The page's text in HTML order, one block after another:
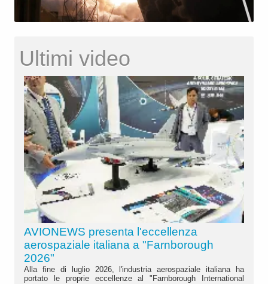
Ultimi video
AVIONEWS presenta l'eccellenza
aerospaziale italiana a "Farnborough
2026"
Alla fine di luglio 2026, l'industria aerospaziale italiana ha
portato le proprie eccellenze al "Farnborough International